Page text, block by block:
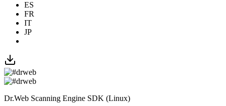
ES
FR
IT
JP
Dr.Web Scanning Engine SDK (Linux)